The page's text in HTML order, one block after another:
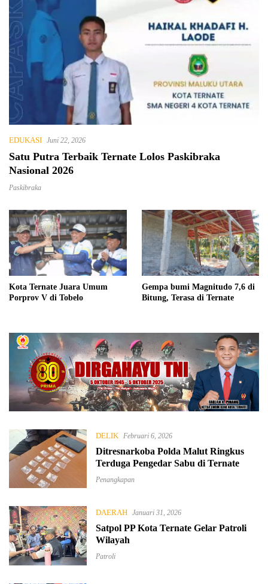
EDUKASI Juni 22, 2026
Satu Putra Terbaik Ternate Lolos Paskibraka
Nasional 2026
Paskibraka
Kota Ternate Juara Umum
Porprov V di Tobelo
Gempa bumi Magnitudo 7,6 di
Bitung, Terasa di Ternate
DELIK Februari 6, 2026
Ditresnarkoba Polda Malut Ringkus
Terduga Pengedar Sabu di Ternate
Penangkapan
DAERAH Januari 31, 2026
Satpol PP Kota Ternate Gelar Patroli
Wilayah
Patroli